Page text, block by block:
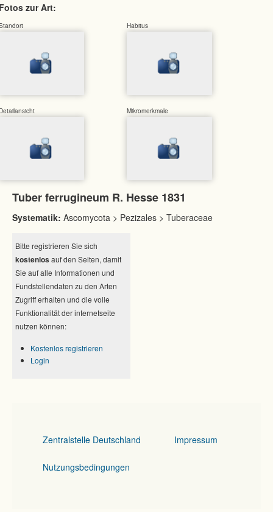
zur Art:
Habitus
Mikromerkmale
Tuber ferrugineum R. Hesse 1831
Systematik: Ascomycota > Pezizales > Tuberaceae
Bitte registrieren Sie sich
kostenlos auf den Seiten, damit
Sie auf alle Informationen und
Fundstellendaten zu den Arten
Zugriff erhalten und die volle
Funktionalität der internetseite
nutzen können:
Kostenlos registrieren
Login
Zentralstelle Deutschland Impressum
Nutzungsbedingungen